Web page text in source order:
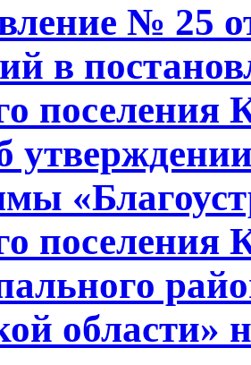
№ 25
в
поселения
поселения
области»